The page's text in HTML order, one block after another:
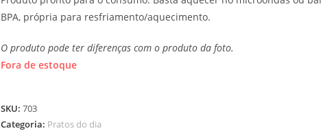
BPA, própria para resfriamento/aquecimento.
O produto pode ter diferenças com o produto da foto.
Fora de estoque
SKU: 703
Categoria: Pratos do dia